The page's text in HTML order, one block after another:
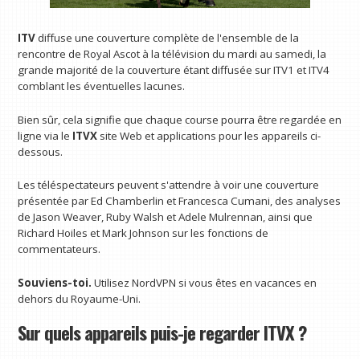
ITVdiffuse une couverture complète de l'ensemble de la
rencontre de Royal Ascot à la télévision du mardi au samedi, la
grande majorité de la couverture étant diffusée sur ITV1 et ITV4
comblant les éventuelles lacunes.
Bien sûr, cela signifie que chaque course pourra être regardée en
ligne via le ITVX site Web et applications pour les appareils ci-
dessous.
Les téléspectateurs peuvent s'attendre à voir une couverture
présentée par Ed Chamberlin et Francesca Cumani, des analyses
de Jason Weaver, Ruby Walsh et Adele Mulrennan, ainsi que
Richard Hoiles et Mark Johnson sur les fonctions de
commentateurs.
Souviens-toi.Utilisez NordVPN si vous êtes en vacances en
dehors du Royaume-Uni.
Sur quels appareils puis-je regarder ITVX ?